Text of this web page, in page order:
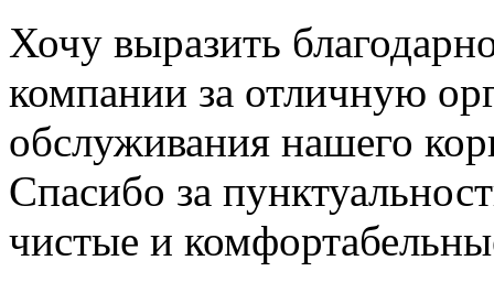
Хочу выразить
компании за отличную
обслуживания нашего
Спасибо за
чистые и